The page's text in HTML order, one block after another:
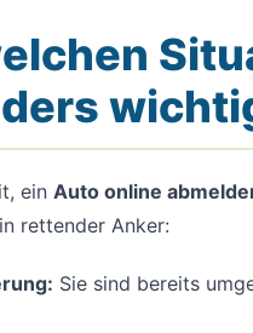
ein Auto online
rettender Anker:
Sie sind bereits